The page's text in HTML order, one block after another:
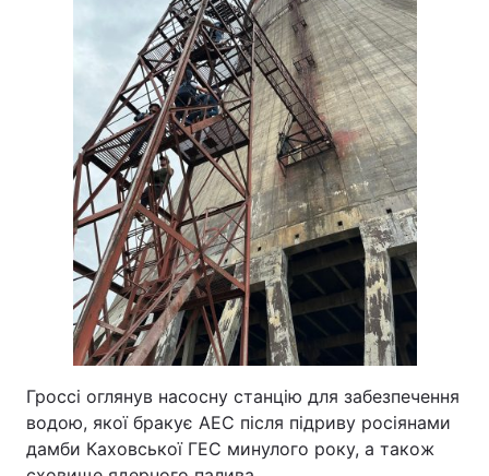
Гроссі оглянув насосну станцію для забезпечення
водою, якої бракує АЕС після підриву росіянами
дамби Каховської ГЕС минулого року, а також